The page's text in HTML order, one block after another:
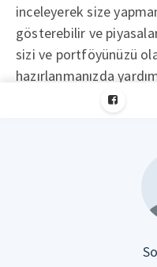
inceleyerek size
gösterebilir ve
sizi ve portföyünüzü
hazırlanmanızda